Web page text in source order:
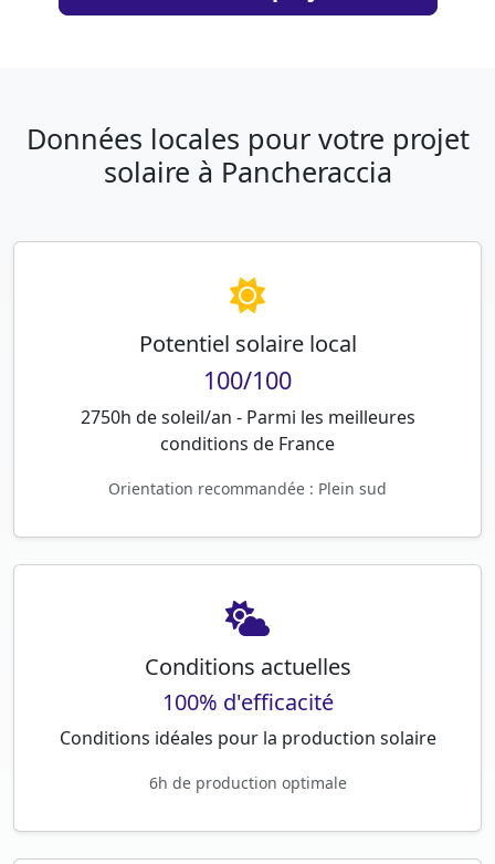
Données locales pour votre projet
solaire à Pancheraccia
Potentiel solaire local
100/100
2750h de soleil/an - Parmi les meilleures
conditions de France
Orientation recommandée : Plein sud
Conditions actuelles
100% d'efficacité
Conditions idéales pour la production solaire
6h de production optimale